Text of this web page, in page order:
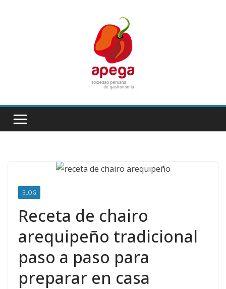
BLOG
Receta de chairo
arequipeño tradicional
paso a paso para
preparar en casa